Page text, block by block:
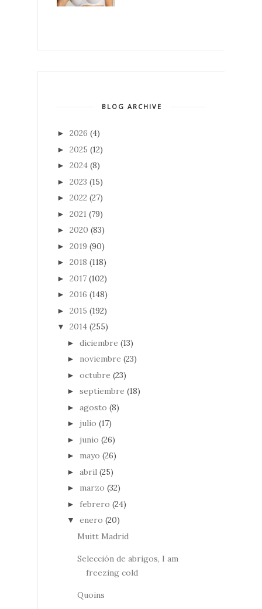
BLOG ARCHIVE
► 2026 (4)
► 2025 (12)
► 2024 (8)
► 2023 (15)
► 2022 (27)
► 2021 (79)
► 2020 (83)
► 2019 (90)
► 2018 (118)
► 2017 (102)
► 2016 (148)
► 2015 (192)
▼ 2014 (255)
► diciembre (13)
► noviembre (23)
► octubre (23)
► septiembre (18)
► agosto (8)
► julio (17)
► junio (26)
► mayo (26)
► abril (25)
► marzo (32)
► febrero (24)
▼ enero (20)
Muitt Madrid
Selección de abrigos, I am
freezing cold
Quoins